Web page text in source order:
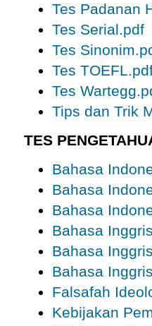
Tes Padanan
Tes Serial.pdf
Tes
Tes
Tes
Tips dan Trik
TES
Bahasa
Bahasa
Bahasa
Bahasa
Bahasa
Bahasa
Falsafah
Kebijakan